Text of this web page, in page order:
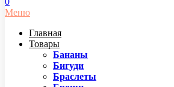
Меню
Главная
Товары
Бананы
Бигуди
Браслеты